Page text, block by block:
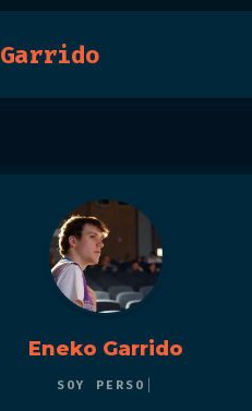
Garrido
Eneko Garrido
SOYPE